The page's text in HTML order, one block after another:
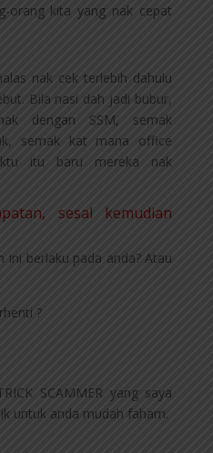
orang kita yang nak cepat
nak cek terlebih dahulu
Bila nasi dah jadi bubur,
dengan SSM, semak
semak kat mana office
itu baru mereka nak
sesal kemudian
ini berlaku pada anda? Atau
?
SCAMMER yang saya
untuk anda mudah faham.